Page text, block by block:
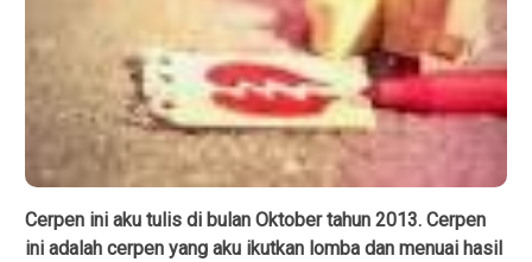
Cerpen ini aku tulis di bulan Oktober tahun 2013. Cerpen
ini adalah cerpen yang aku ikutkan lomba dan menuai hasil